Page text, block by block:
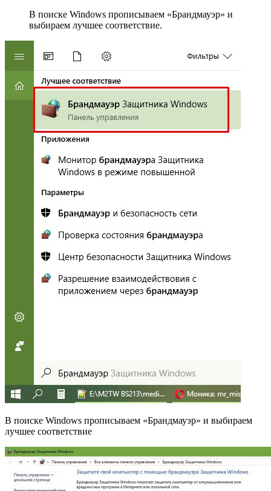
В поиске Windows прописываем «Брандмауэр» и
выбираем лучшее соответствие.
В поиске Windows прописываем «Брандмауэр» и выбираем
лучшее соответствие